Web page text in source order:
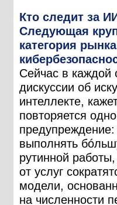
Кто следит за
Следующая
категория рынка
Сейчас в каждой
дискуссии об
интеллекте,
повторяется
выполнять
рутинной
от услуг
модели,
на численности